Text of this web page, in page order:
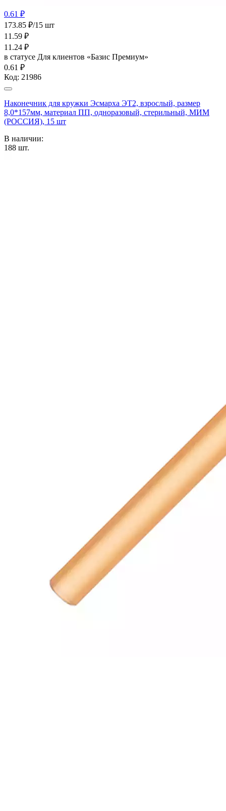
0.61 ₽
173.85 ₽/15 шт
11.59 ₽
11.24 ₽
в статусе Для клиентов «Базис Премиум»
0.61 ₽
Код: 21986
Наконечник для кружки Эсмарха ЭТ2, взрослый, размер
8,0*157мм, материал ПП, одноразовый, стерильный, МИМ
(РОССИЯ), 15 шт
В наличии:
188 шт.